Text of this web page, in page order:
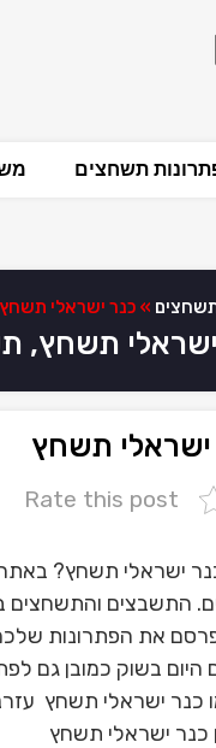
תשחצים
» כנר ישראלי תשחץ
ישראלי תשחץ,
ישראלי תשחץ
Rate this post
ישראלי תשחץ?
התשבצים והתשחצים
את הפתרונות
היום בשוק כמובן גם
כנר ישראלי תשחץ
כנר ישראלי תשחץ